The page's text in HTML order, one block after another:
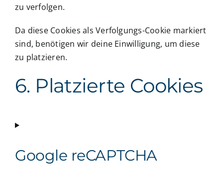
zu verfolgen.
Da diese Cookies als Verfolgungs-Cookie markiert
sind, benötigen wir deine Einwilligung, um diese
zu platzieren.
6. Platzierte Cookies
Google reCAPTCHA